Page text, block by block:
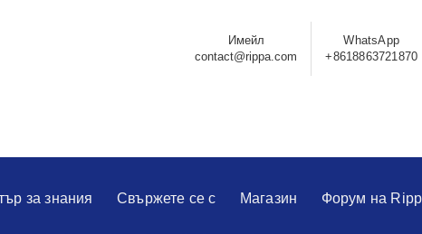
Имейл
contact@rippa.com
WhatsApp
+8618863721870
за знания Свържете се с Магазин Форум на